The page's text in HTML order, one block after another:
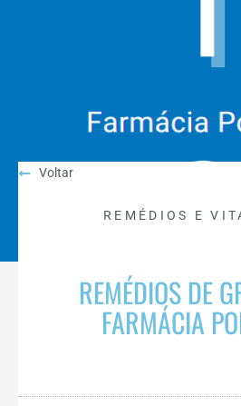
Voltar
REMÉDIOS E
REMÉDIOS DE
FARMÁCIA